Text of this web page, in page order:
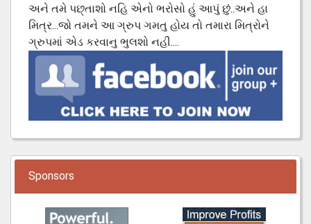
અને તમે પછ્તાશો નહિ એનો ભરોસો હું આપું છું..અને હા
મિત્ર...જો તમને આ ગ્રુપ ગમતુ હોય તો તમારા મિત્રોને
ગ્રુપમાં એડ કરવાનુ ભુલશો નહી....
Sponsors